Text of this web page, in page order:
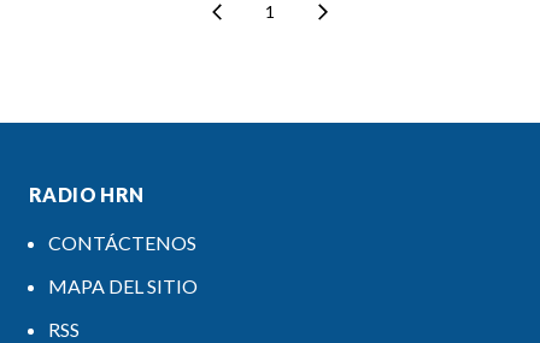
1
RADIO HRN
CONTÁCTENOS
MAPA DEL SITIO
RSS